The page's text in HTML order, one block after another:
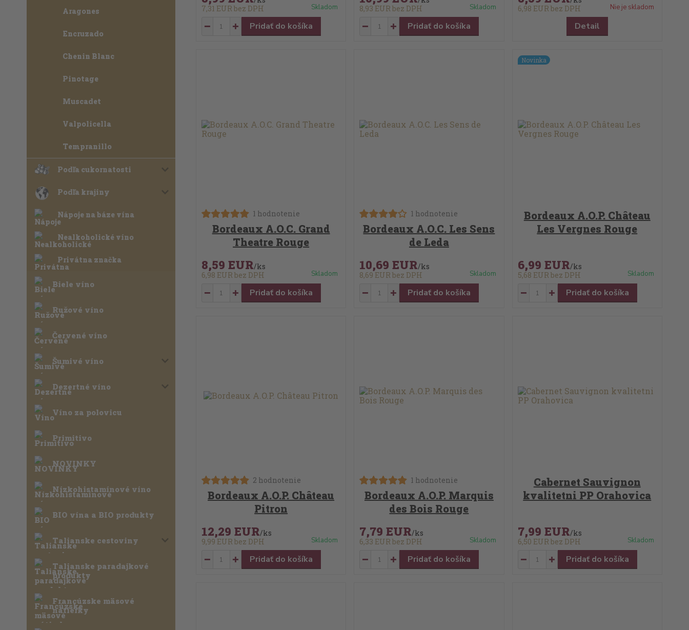
Aragones
Encruzado
Chenin Blanc
Pinotage
Muscadet
Valpolicella
Tempranillo
Podľa cukornatosti
Podľa krajiny
Nápoje na báze vína
Nealkoholické víno
Privátna značka
Biele víno
Ružové víno
Červené víno
Šumivé víno
Dezertné víno
Víno za polovicu
Primitivo
NOVINKY
Nízkohistamínové víno
BIO vína a BIO produkty
Talianske cestoviny
Talianske paradajkové
produkty
Francúzske mäsové
nátierky
7,31 EUR bez DPH Skladom
Pridať do košíka
8,93 EURbez DPH Skladom
Pridať do košíka
6,98 EUR bez DPH Nie je skladom
Detail
1 hodnotenie
Bordeaux A.O.C. Grand
Theatre Rouge
8,59 EUR/ks
6,98 EUR bez DPH Skladom
Pridať do košíka
1 hodnotenie
Bordeaux A.O.C. Les Sens
de Leda
10,69 EUR/ks
8,69 EURbez DPH Skladom
Pridať do košíka
Novinka
Bordeaux A.O.P. Château
Les Vergnes Rouge
6,99 EUR/ks
5,68 EUR bez DPH Skladom
Pridať do košíka
2 hodnotenie
Bordeaux A.O.P. Château
Pitron
12,29 EUR/ks
9,99 EUR bez DPH Skladom
Pridať do košíka
1 hodnotenie
Bordeaux A.O.P. Marquis
des Bois Rouge
7,79 EUR/ks
6,33 EURbez DPH Skladom
Pridať do košíka
Cabernet Sauvignon
kvalitetni PP Orahovica
7,99 EUR/ks
6,50 EUR bez DPH Skladom
Pridať do košíka